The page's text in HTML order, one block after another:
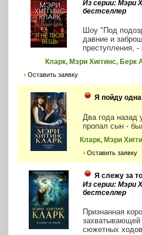
Из серии: Мэри
бестселлер
Шоу "Под
давние и
преступления,
Кларк, Мэри Хиггинс, Берк
Оставить заявку
Я пойду одна
Два года
пропал сын -
Кларк, Мэри
Оставить заявку
Я слежу за
Из серии: Мэри
бестселлер
Признанная
захватывающей
сюжетных